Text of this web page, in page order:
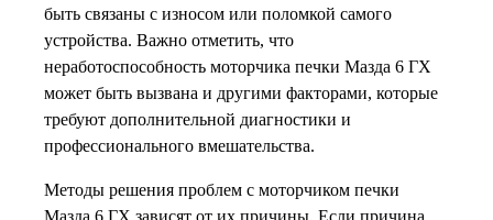
быть связаны с износом или поломкой самого
устройства. Важно отметить, что
неработоспособность моторчика печки Мазда 6 ГХ
может быть вызвана и другими факторами, которые
требуют дополнительной диагностики и
профессионального вмешательства.
Методы решения проблем с моторчиком печки